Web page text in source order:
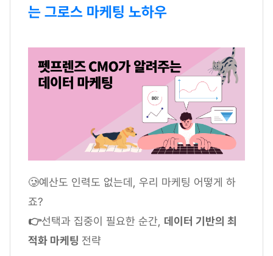
는 그로스 마케팅 노하우
🥲예산도 인력도 없는데, 우리 마케팅 어떻게 하
죠?
👉선택과 집중이 필요한 순간, 데이터 기반의 최
적화 마케팅 전략